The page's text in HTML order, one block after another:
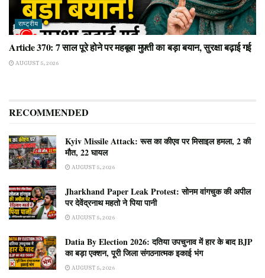
राष्ट्रीय
Article 370: 7 साल पूरे होने पर महबूबा मुफ़्ती का बड़ा बयान, सुरक्षा बढ़ाई गई
AUGUST 5, 2026
RECOMMENDED
Kyiv Missile Attack: रूस का कीएव पर मिसाइल हमला, 2 की
मौत, 22 घायल
AUGUST 5, 2026
Jharkhand Paper Leak Protest: सोनम वांगचुक की अपील
पर देवेंद्रनाथ महतो ने पिया पानी
AUGUST 5, 2026
Datia By Election 2026: दतिया उपचुनाव में हार के बाद BJP
का बड़ा एक्शन, पूरी जिला संगठनात्मक इकाई भंग
AUGUST 5, 2026